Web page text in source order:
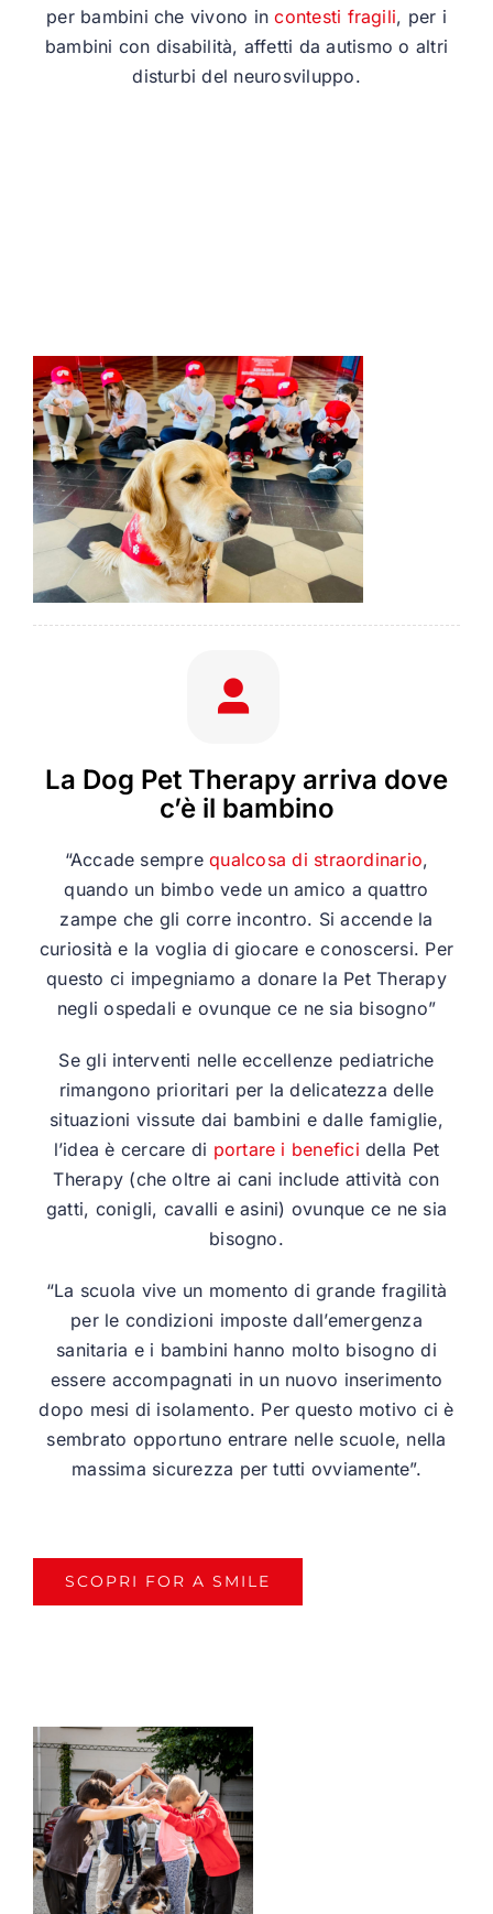
per bambini che vivono incontesti fragili, per i
bambini con disabilità, affetti da autismo o altri
disturbi del neurosviluppo.
La Dog Pet Therapy arriva dove
c’è il bambino
“Accade semprequalcosa di straordinario,
quando un bimbo vede un amico a quattro
zampe che gli corre incontro. Si accende la
curiosità e la voglia di giocare e conoscersi. Per
questo ci impegniamo a donare la Pet Therapy
negli ospedali e ovunque ce ne sia bisogno”
Se gli interventi nelle eccellenze pediatriche
rimangono prioritari per la delicatezza delle
situazioni vissute dai bambini e dalle famiglie,
l’idea è cercare di portare i beneficidella Pet
Therapy (che oltre ai cani include attività con
gatti, conigli, cavalli e asini) ovunque ce ne sia
bisogno.
“La scuola vive un momento di grande fragilità
per le condizioni imposte dall’emergenza
sanitaria e i bambini hanno molto bisogno di
essere accompagnati in un nuovo inserimento
dopo mesi di isolamento. Per questo motivo ci è
sembrato opportuno entrare nelle scuole, nella
massima sicurezza per tutti ovviamente”.
SCOPRI FOR A SMILE